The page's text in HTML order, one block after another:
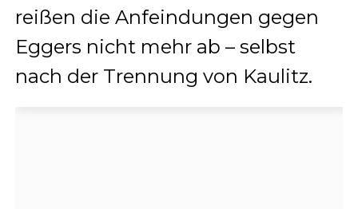
reißen die Anfeindungen gegen
Eggers nicht mehr ab – selbst
nach der Trennung von Kaulitz.